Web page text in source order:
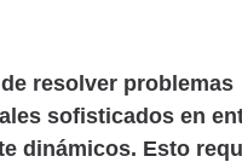
resolver problemas
sofisticados en
dinámicos. Esto